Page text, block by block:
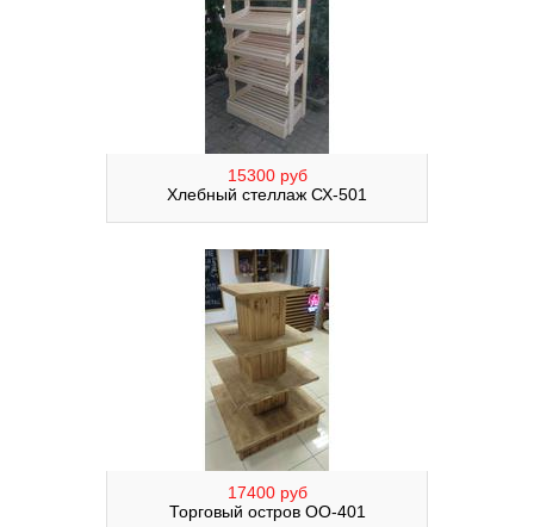
15300 руб
Хлебный стеллаж СХ-501
17400 руб
Торговый остров ОО-401